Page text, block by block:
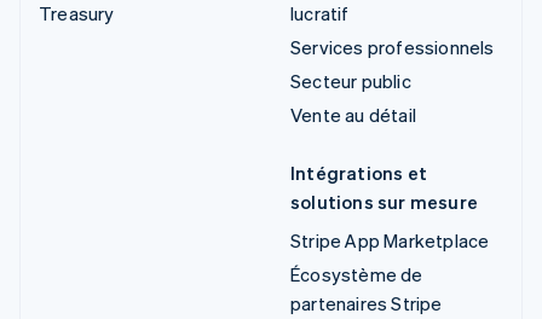
Treasury
lucratif
Services professionnels
Secteur public
Vente au détail
Intégrations et
solutions sur mesure
Stripe App Marketplace
Écosystème de
partenaires Stripe